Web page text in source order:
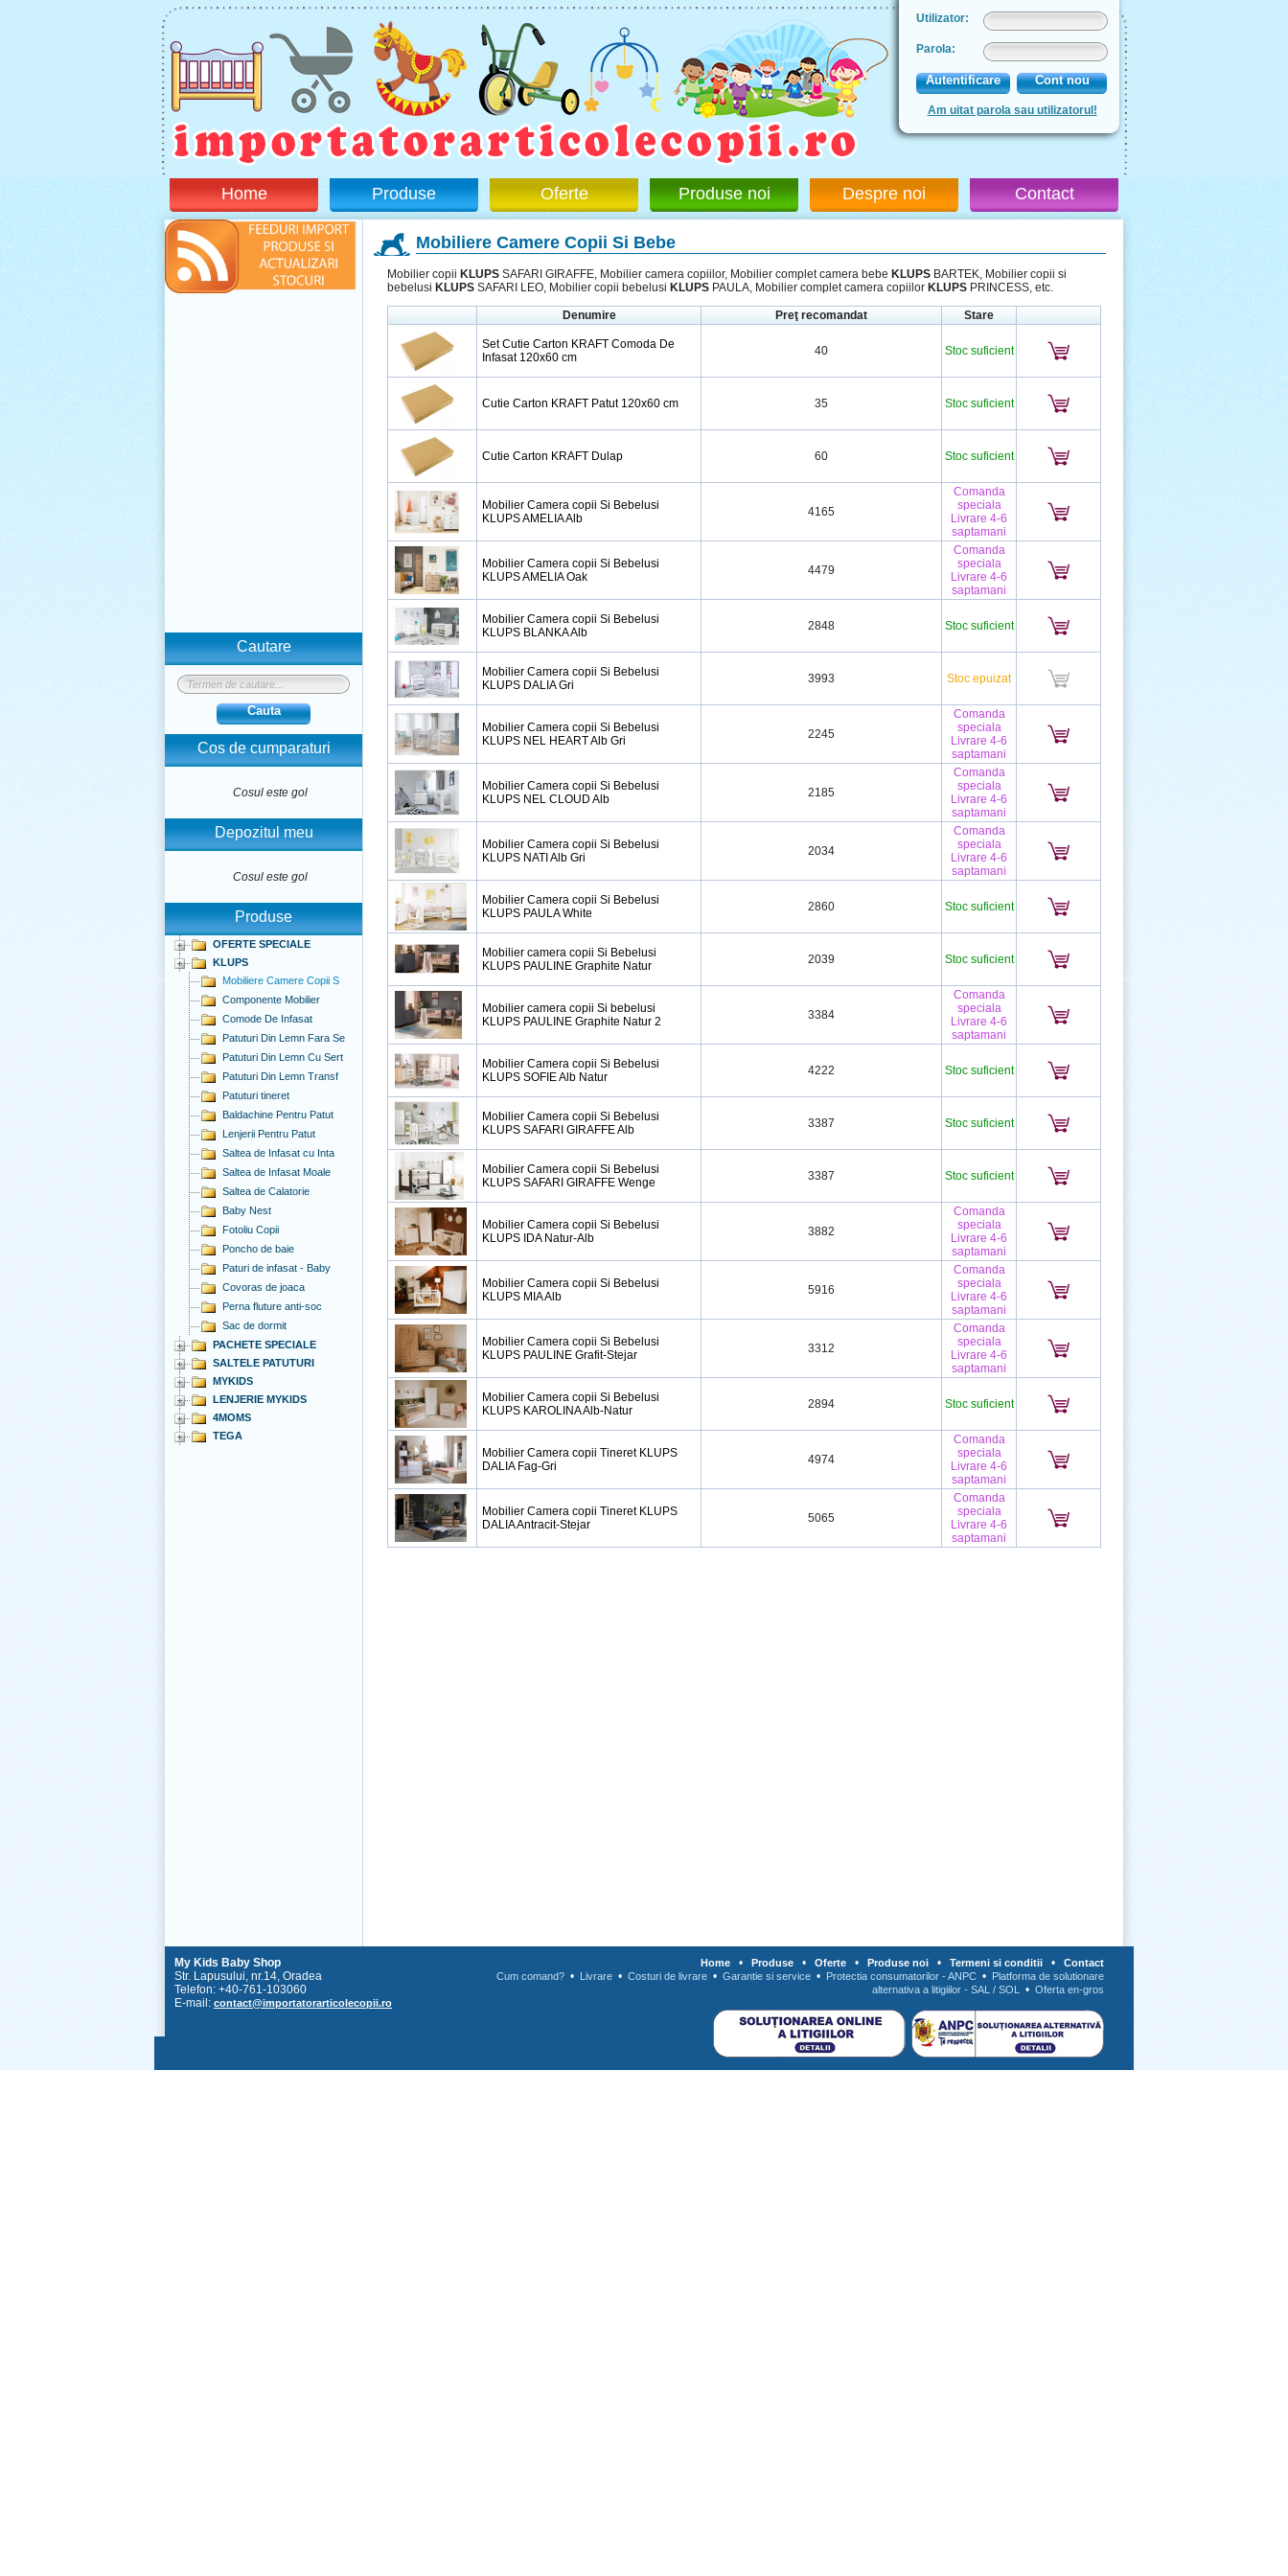
Utilizator:
Parola:
Autentificare Cont nou
Am uitat parola sau utilizatorul!
Home Produse Oferte Produse noi Despre noi Contact
Cautare
Cauta
Cos de cumparaturi
Cosul este gol
Depozitul meu
Cosul este gol
Produse
OFERTE SPECIALE
KLUPS
Mobiliere Camere Copii S
Componente Mobilier
Comode De Infasat
Patuturi Din Lemn Fara Se
Patuturi Din Lemn Cu Sert
Patuturi Din Lemn Transf
Patuturi tineret
Baldachine Pentru Patut
Lenjerii Pentru Patut
Saltea de Infasat cu Inta
Saltea de Infasat Moale
Saltea de Calatorie
Baby Nest
Fotoliu Copii
Poncho de baie
Paturi de infasat - Baby
Covoras de joaca
Perna fluture anti-soc
Sac de dormit
PACHETE SPECIALE
SALTELE PATUTURI
MYKIDS
LENJERIE MYKIDS
4MOMS
TEGA
Mobiliere Camere Copii Si Bebe
Mobilier copii KLUPS SAFARI GIRAFFE, Mobilier camera copiilor, Mobilier complet camera bebe KLUPS BARTEK, Mobilier copii si
bebelusi KLUPS SAFARI LEO, Mobilier copii bebelusi KLUPS PAULA, Mobilier complet camera copiilor KLUPS PRINCESS, etc.
Denumire Preţ recomandat Stare
Set Cutie Carton KRAFT Comoda De
Infasat 120x60 cm
40 Stoc suficient
Cutie Carton KRAFT Patut 120x60 cm 35 Stoc suficient
Cutie Carton KRAFT Dulap 60 Stoc suficient
Mobilier Camera copii Si Bebelusi
KLUPS AMELIA Alb
4165
Comanda
speciala
Livrare 4-6
saptamani
Mobilier Camera copii Si Bebelusi
KLUPS AMELIA Oak
4479
Comanda
speciala
Livrare 4-6
saptamani
Mobilier Camera copii Si Bebelusi
KLUPS BLANKA Alb
2848 Stoc suficient
Mobilier Camera copii Si Bebelusi
KLUPS DALIA Gri
3993 Stoc epuizat
Mobilier Camera copii Si Bebelusi
KLUPS NEL HEART Alb Gri
2245
Comanda
speciala
Livrare 4-6
saptamani
Mobilier Camera copii Si Bebelusi
KLUPS NEL CLOUD Alb
2185
Comanda
speciala
Livrare 4-6
saptamani
Mobilier Camera copii Si Bebelusi
KLUPS NATI Alb Gri
2034
Comanda
speciala
Livrare 4-6
saptamani
Mobilier Camera copii Si Bebelusi
KLUPS PAULA White
2860 Stoc suficient
Mobilier camera copii Si Bebelusi
KLUPS PAULINE Graphite Natur
2039 Stoc suficient
Mobilier camera copii Si bebelusi
KLUPS PAULINE Graphite Natur 2
3384
Comanda
speciala
Livrare 4-6
saptamani
Mobilier Camera copii Si Bebelusi
KLUPS SOFIE Alb Natur
4222 Stoc suficient
Mobilier Camera copii Si Bebelusi
KLUPS SAFARI GIRAFFE Alb
3387 Stoc suficient
Mobilier Camera copii Si Bebelusi
KLUPS SAFARI GIRAFFE Wenge
3387 Stoc suficient
Mobilier Camera copii Si Bebelusi
KLUPS IDA Natur-Alb
3882
Comanda
speciala
Livrare 4-6
saptamani
Mobilier Camera copii Si Bebelusi
KLUPS MIA Alb
5916
Comanda
speciala
Livrare 4-6
saptamani
Mobilier Camera copii Si Bebelusi
KLUPS PAULINE Grafit-Stejar
3312
Comanda
speciala
Livrare 4-6
saptamani
Mobilier Camera copii Si Bebelusi
KLUPS KAROLINA Alb-Natur
2894 Stoc suficient
Mobilier Camera copii Tineret KLUPS
DALIA Fag-Gri
4974
Comanda
speciala
Livrare 4-6
saptamani
Mobilier Camera copii Tineret KLUPS
DALIA Antracit-Stejar
5065
Comanda
speciala
Livrare 4-6
saptamani
My Kids Baby Shop
Str. Lapusului, nr.14, Oradea
Telefon: +40-761-103060
E-mail: contact@importatorarticolecopii.ro
Home • Produse • Oferte • Produse noi • Termeni si conditii • Contact
Cum comand? • Livrare • Costuri de livrare • Garantie si service • Protectia consumatorilor - ANPC • Platforma de solutionare
alternativa a litigiilor - SAL / SOL
• Oferta en-gros